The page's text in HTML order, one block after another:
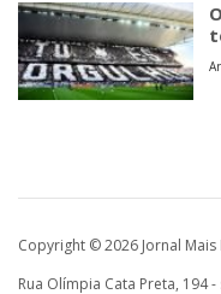
Copyright © 2026 Jornal Mais
Rua Olímpia Cata Preta, 194